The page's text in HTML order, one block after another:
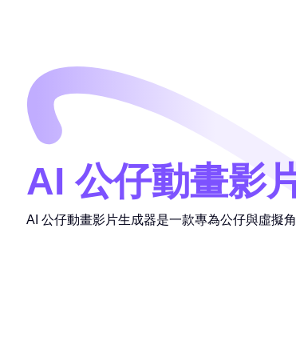
AI 公仔動畫影
AI 公仔動畫影片生成器是一款專為公仔與虛擬